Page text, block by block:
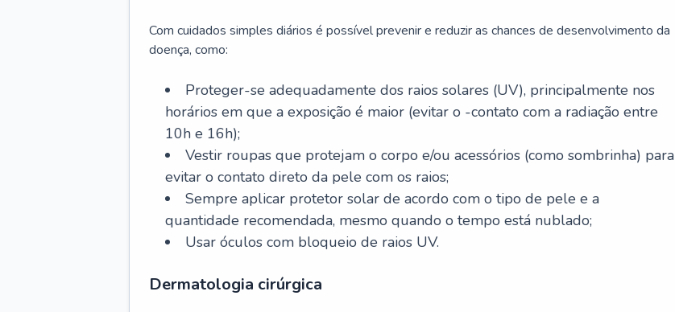
Com cuidados simples diários é possível prevenir e reduzir as chances de desenvolvimento da
doença, como:
Proteger-se adequadamente dos raios solares (UV), principalmente nos
horários em que a exposição é maior (evitar o -contato com a radiação entre
10h e 16h);
Vestir roupas que protejam o corpo e/ou acessórios (como sombrinha) para
evitar o contato direto da pele com os raios;
Sempre aplicar protetor solar de acordo com o tipo de pele e a
quantidade recomendada, mesmo quando o tempo está nublado;
Usar óculos com bloqueio de raios UV.
Dermatologia cirúrgica